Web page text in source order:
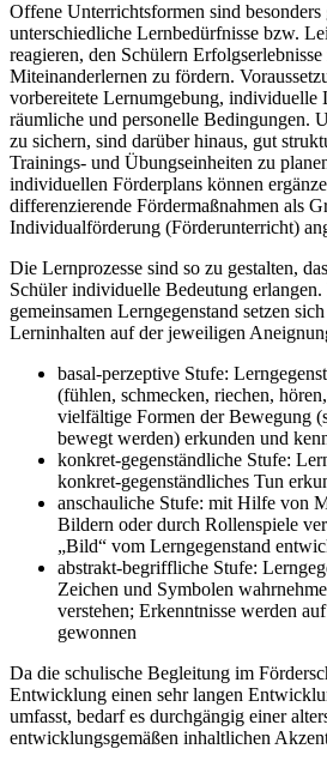
Offene Unterrichtsformen sind
unterschiedliche Lernbedürfnisse bzw.
reagieren, den Schülern
Miteinanderlernen zu fördern.
vorbereitete Lernumgebung, individuelle
räumliche und personelle Bedingungen.
zu sichern, sind darüber hinaus, gut
Trainings- und Übungseinheiten zu
individuellen Förderplans können
differenzierende Fördermaßnahmen als
Individualförderung (Förderunterricht)
Die Lernprozesse sind so zu gestalten,
Schüler individuelle Bedeutung erlangen.
gemeinsamen Lerngegenstand setzen
Lerninhalten auf der jeweiligen
basal-perzeptive Stufe:
(fühlen, schmecken, riechen,
vielfältige Formen der Bewegung
bewegt werden) erkunden und
konkret-gegenständliche Stufe:
konkret-gegenständliches Tun
anschauliche Stufe: mit Hilfe von
Bildern oder durch Rollenspiele
„Bild“ vom Lerngegenstand
abstrakt-begriffliche Stufe:
Zeichen und Symbolen
verstehen; Erkenntnisse werden
gewonnen
Da die schulische Begleitung im
Entwicklung einen sehr langen
umfasst, bedarf es durchgängig einer
entwicklungsgemäßen inhaltlichen